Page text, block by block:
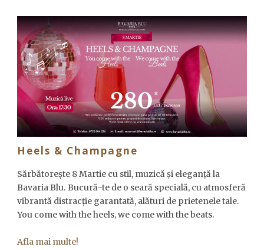
Heels & Champagne
Sărbătorește 8 Martie cu stil, muzică și eleganță la
Bavaria Blu. Bucură-te de o seară specială, cu atmosferă
vibrantă distracție garantată, alături de prietenele tale.
You come with the heels, we come with the beats.
Afla mai multe!